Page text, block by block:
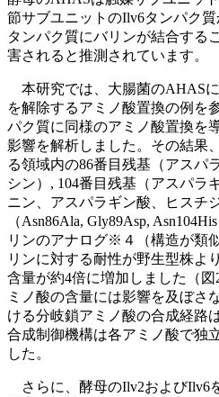
節サブユニットのIlv6タンパク
タンパク質にバリンが結合する
害されると推測されています。
本研究では、大腸菌のAHAS
を解除するアミノ酸置換の例を
パク質に同様のアミノ酸置換を
影響を解析しました。その結果
る領域内の86番目残基（アスパ
シン）, 104番目残基（アスパラ
ニン、アスパラギン酸、ヒスチ
（Asn86Ala, Gly89Asp,
リンのアナログ※４（構造が類
リンに対する耐性が野生型株よ
含量が約4倍に増加しました（
ミノ酸の含量には影響を及ぼさ
ける分岐鎖アミノ酸の合成経路
合成制御機構は各アミノ酸で独
した。
さらに、酵母のIlv2およびIlv6